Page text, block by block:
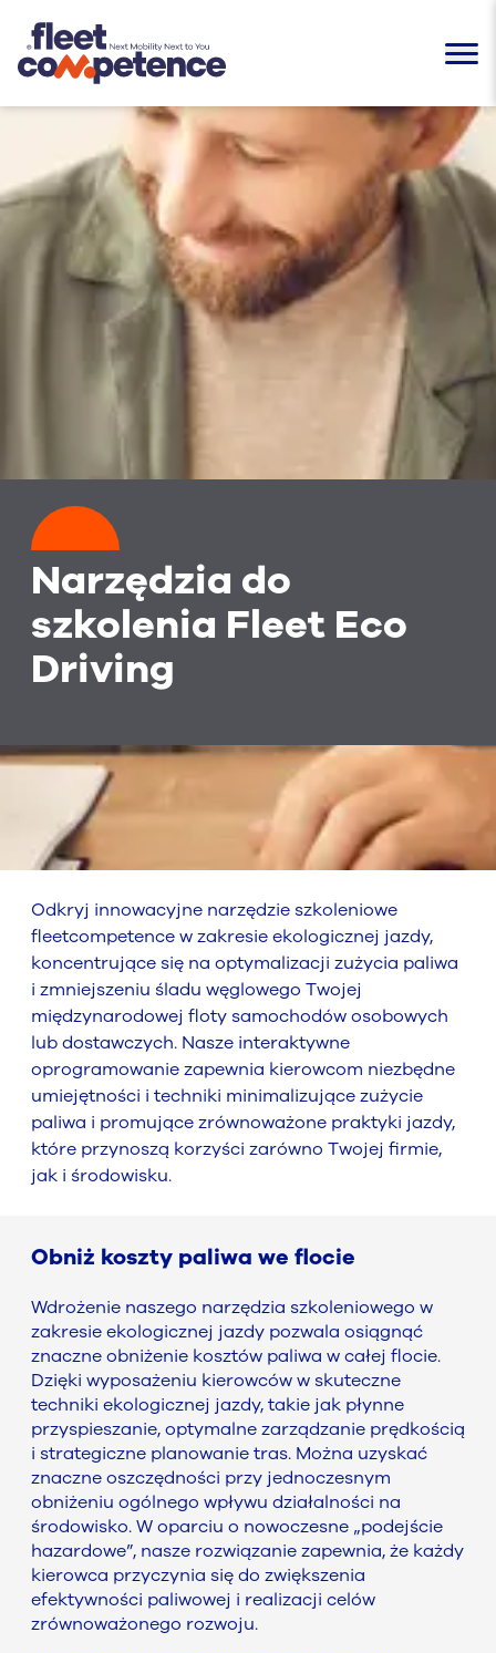
Narzędzia do
szkolenia Fleet Eco
Driving
Odkryj innowacyjne narzędzie szkoleniowe
fleetcompetence w zakresie ekologicznej jazdy,
koncentrujące się na optymalizacji zużycia paliwa
i zmniejszeniu śladu węglowego Twojej
międzynarodowej floty samochodów osobowych
lub dostawczych. Nasze interaktywne
oprogramowanie zapewnia kierowcom niezbędne
umiejętności i techniki minimalizujące zużycie
paliwa i promujące zrównoważone praktyki jazdy,
które przynoszą korzyści zarówno Twojej firmie,
jak i środowisku.
Obniż koszty paliwa we flocie
Wdrożenie naszego narzędzia szkoleniowego w
zakresie ekologicznej jazdy pozwala osiągnąć
znaczne obniżenie kosztów paliwa w całej flocie.
Dzięki wyposażeniu kierowców w skuteczne
techniki ekologicznej jazdy, takie jak płynne
przyspieszanie, optymalne zarządzanie prędkością
i strategiczne planowanie tras. Można uzyskać
znaczne oszczędności przy jednoczesnym
obniżeniu ogólnego wpływu działalności na
środowisko. W oparciu o nowoczesne „podejście
hazardowe”, nasze rozwiązanie zapewnia, że każdy
kierowca przyczynia się do zwiększenia
efektywności paliwowej i realizacji celów
zrównoważonego rozwoju.